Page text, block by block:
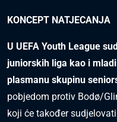
KONCEPT NATJECANJA
U UEFA Youth League
juniorskih liga kao i
plasmanu skupinu
pobjedom protiv Bodø/
koji će također